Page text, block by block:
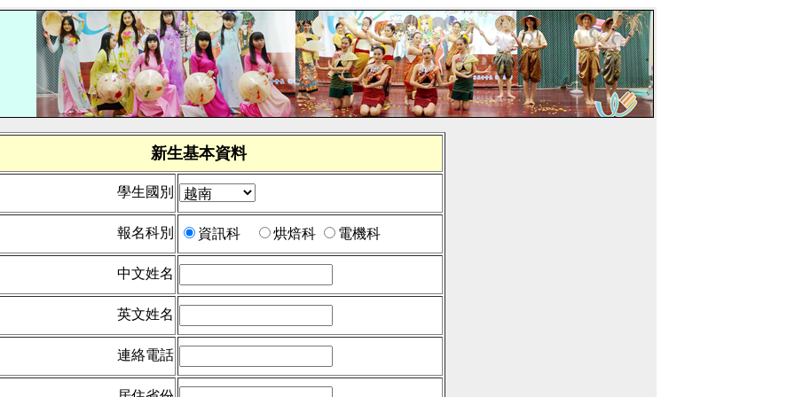
新生基本資料
學生國別
報名科別 資訊科 烘焙科 電機科
中文姓名
英文姓名
連絡電話